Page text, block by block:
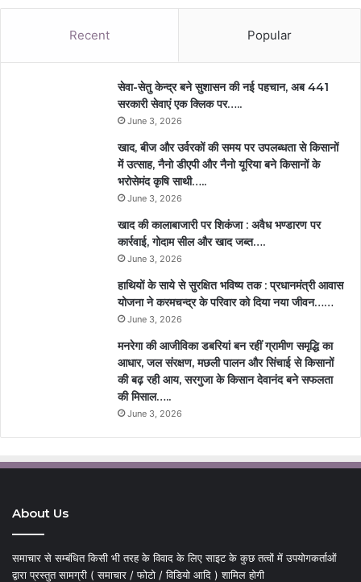
Recent Popular
सेवा-सेतु केन्द्र बने सुशासन की नई पहचान, अब 441
सरकारी सेवाएं एक क्लिक पर…..
June 3, 2026
खाद, बीज और उर्वरकों की समय पर उपलब्धता से किसानों
में उत्साह, नैनो डीएपी और नैनो यूरिया बने किसानों के
भरोसेमंद कृषि साथी…..
June 3, 2026
खाद की कालाबाजारी पर शिकंजा : अवैध भण्डारण पर
कार्रवाई, गोदाम सील और खाद जब्त….
June 3, 2026
हाथियों के साये से सुरक्षित भविष्य तक : प्रधानमंत्री आवास
योजना ने करमचन्द्र के परिवार को दिया नया जीवन……
June 3, 2026
मनरेगा की आजीविका डबरियां बन रहीं ग्रामीण समृद्धि का
आधार, जल संरक्षण, मछली पालन और सिंचाई से किसानों
की बढ़ रही आय, सरगुजा के किसान देवानंद बने सफलता
की मिसाल…..
June 3, 2026
About Us
समाचार से सम्बंधित किसी भी तरह के विवाद के लिए साइट के कुछ तत्वों में उपयोगकर्ताओं
द्वारा प्रस्तुत सामग्री ( समाचार / फोटो / विडियो आदि ) शामिल होगी